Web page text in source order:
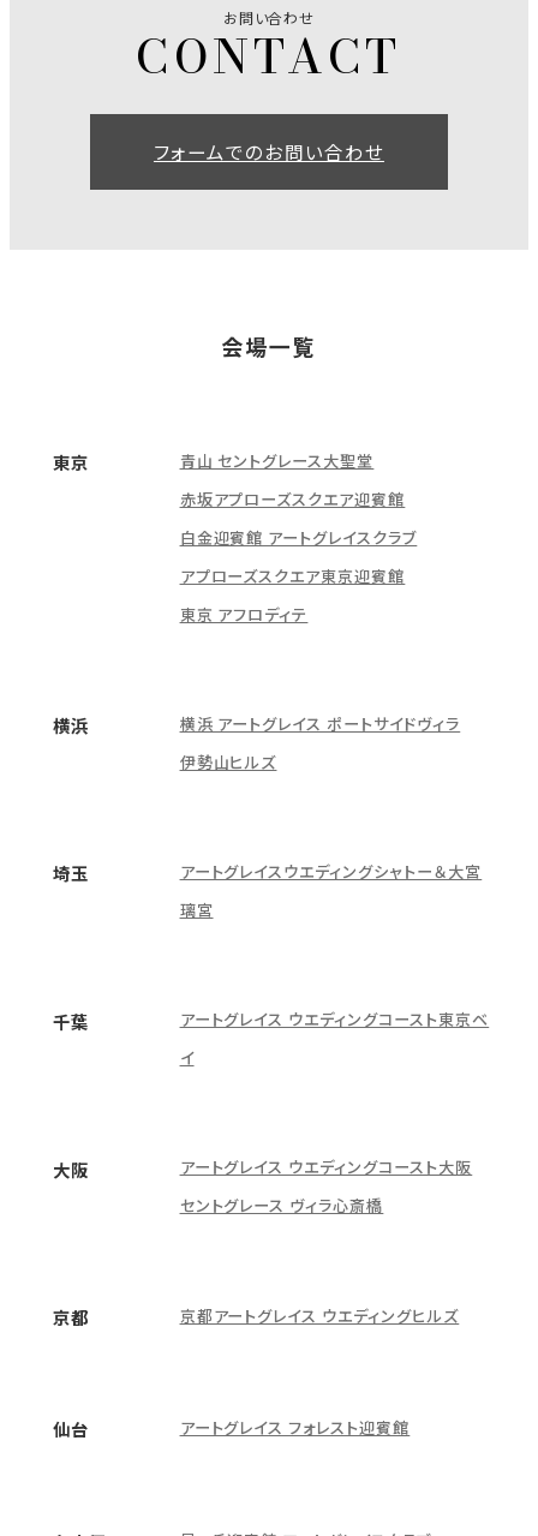
お問い合わせ
フォームでのお問い合わせ
会場一覧
東京
青山 セントグレース大聖堂
赤坂アプローズスクエア迎賓館
白金迎賓館 アートグレイスクラブ
アプローズスクエア東京迎賓館
東京 アフロディテ
横浜
横浜 アートグレイス ポートサイドヴィラ
伊勢山ヒルズ
埼玉
アートグレイスウエディングシャトー＆大宮
璃宮
千葉
アートグレイス ウエディングコースト東京ベ
イ
大阪
アートグレイス ウエディングコースト大阪
セントグレース ヴィラ心斎橋
京都 京都アートグレイス ウエディングヒルズ
仙台 アートグレイス フォレスト迎賓館